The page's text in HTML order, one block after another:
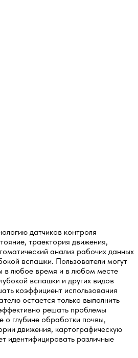
датчиков контроля
траектория движения,
анализ рабочих данных
вспашки. Пользователи могут
в любое время и в любом месте
вспашки и других видов
коэффициент использования
остается только выполнить
решать проблемы
о глубине обработки почвы,
движения, картографическую
идентифицировать различные